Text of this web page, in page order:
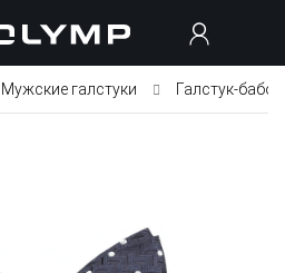
Мужские галстуки Галстук-